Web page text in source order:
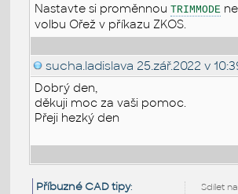
Nastavte si proměnnouTRIMMODE
volbu Ořež v příkazu ZKOS.
sucha.ladislava 25.zář.2022 v
Dobrý den,
děkuji moc za vaši pomoc.
Přeji hezký den
Sdílet
Příbuzné CAD tipy: